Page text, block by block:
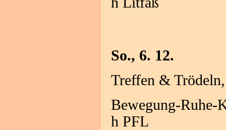
So., 6. 12.
Treffen &
Bewegung-Ruhe-
h PFL